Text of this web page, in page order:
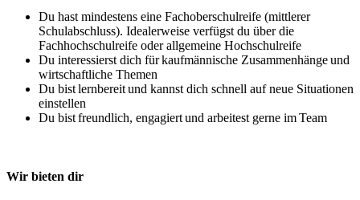
Du hast mindestens eine Fachoberschulreife (mittlerer
Schulabschluss). Idealerweise verfügst du über die
Fachhochschulreife oder allgemeine Hochschulreife
Du interessierst dich für kaufmännische Zusammenhänge und
wirtschaftliche Themen
Du bist lernbereit und kannst dich schnell auf neue Situationen
einstellen
Du bist freundlich, engagiert und arbeitest gerne im Team
Wir bieten dir